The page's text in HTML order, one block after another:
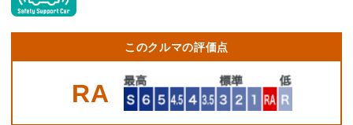
このクルマの評価点
RA